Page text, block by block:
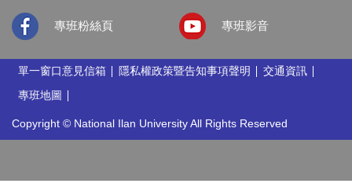
專班粉絲頁 專班影音
單一窗口意見信箱 隱私權政策暨告知事項聲明
交通資訊
專班地圖
Copyright © National Ilan University All Rights Reserved